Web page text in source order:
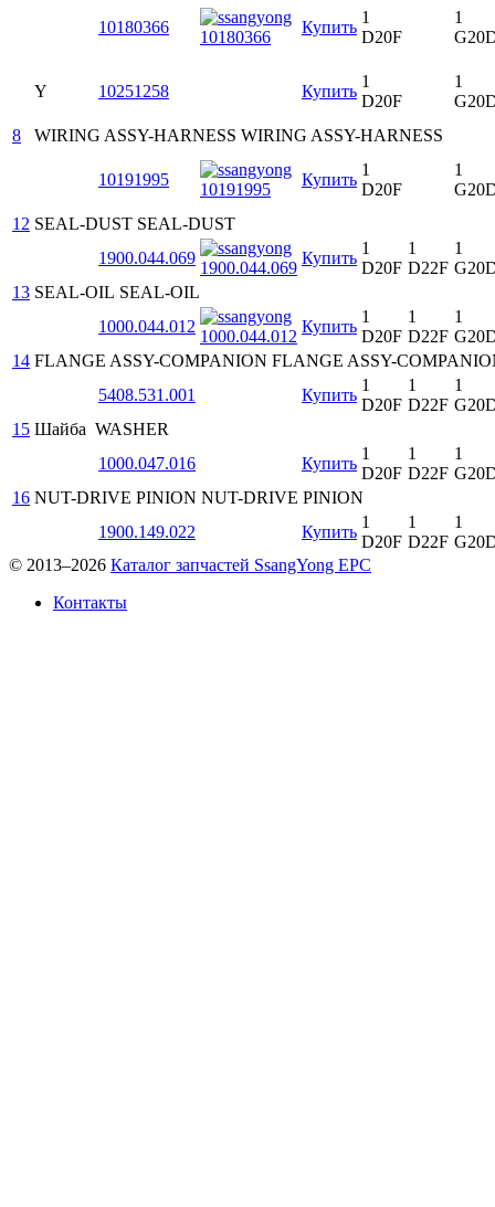
10180366 Купить
1
D20F
1
Y 10251258 Купить
1
D20F
1
8
WIRING ASSY-HARNESS WIRING ASSY-HARNESS
10191995 Купить
1
D20F
1
12 SEAL-DUST SEAL-DUST
1900.044.069
Купить
1
D20F
1
D22F
1
13 SEAL-OIL SEAL-OIL
1000.044.012
Купить
1
D20F
1
D22F
1
14 FLANGE ASSY-COMPANION FLANGE ASSY-
5408.531.001
Купить
1
D20F
1
D22F
1
15 Шайба WASHER
1000.047.016
Купить
1
D20F
1
D22F
1
16 NUT-DRIVE PINION NUT-DRIVE PINION
1900.149.022
Купить
1
D20F
1
D22F
1
© 2013–2026 Каталог запчастей SsangYong EPC
Контакты